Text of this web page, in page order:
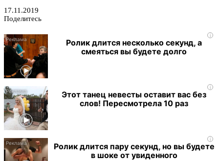
17.11.2019
Поделитесь
i
Ролик длится несколько секунд, а
смеяться вы будете долго
i
Этот танец невесты оставит вас без
слов! Пересмотрела 10 раз
i
Ролик длится пару секунд, но вы будете
в шоке от увиденного